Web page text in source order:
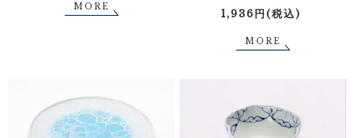
MORE
1,936円(税込)
MORE